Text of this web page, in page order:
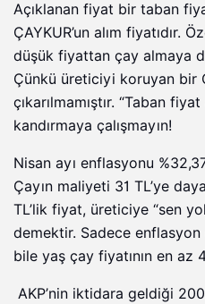
Açıklanan fiyat bir taban
ÇAYKUR’un alım fiyatıdır.
düşük fiyattan çay almaya
Çünkü üreticiyi koruyan bir
çıkarılmamıştır. “Taban
kandırmaya çalışmayın!
Nisan ayı enflasyonu
Çayın maliyeti 31 TL’ye
TL’lik fiyat, üreticiye “sen
demektir. Sadece enflasyon
bile yaş çay fiyatının en az
AKP’nin iktidara geldiği